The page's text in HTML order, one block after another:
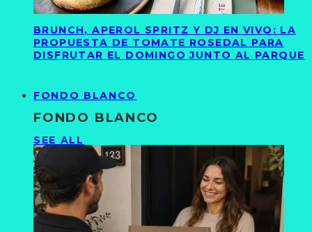
BRUNCH, APEROL SPRITZ Y DJ EN VIVO: LA
PROPUESTA DE TOMATE ROSEDAL PARA
DISFRUTAR EL DOMINGO JUNTO AL PARQUE
FONDO BLANCO
FONDO BLANCO
SEE ALL